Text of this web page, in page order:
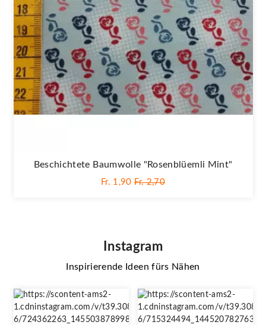
Beschichtete Baumwolle "Rosenblüemli Mint"
Fr. 1,90 Fr. 2,70
Instagram
Inspirierende Ideen fürs Nähen